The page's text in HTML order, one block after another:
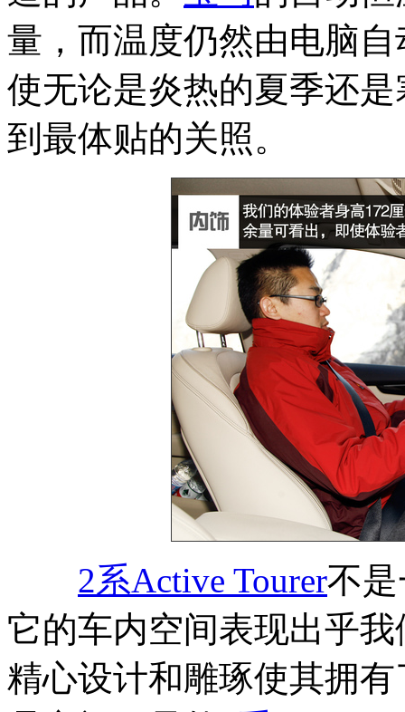
量，而温度仍然由电脑
使无论是炎热的夏季还
到最体贴的关照。
2系Active Tourer不
它的车内空间表现出乎
精心设计和雕琢使其拥